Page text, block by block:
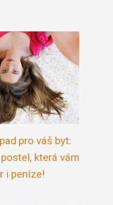
pro váš byt:
která vám
i peníze!